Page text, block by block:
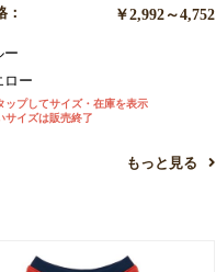
： ￥2,992～4,752
ー
ロー
ップしてサイズ・在庫を表示
サイズは販売終了
もっと見る